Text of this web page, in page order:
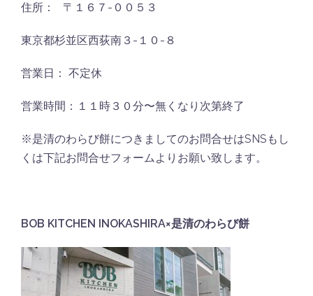
住所： 〒１６７-００５３
東京都杉並区西荻南３-１０-８
営業日： 不定休
営業時間：１１時３０分〜無くなり次第終了
※是清のわらび餅につきましてのお問合せはSNSもし
くは下記お問合せフォームよりお願い致します。
BOB KITCHEN INOKASHIRA×是清のわらび餅